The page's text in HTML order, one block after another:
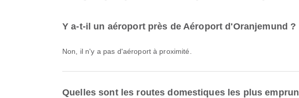
Y a-t-il un aéroport près de Aéroport d'Oranjemund ?
Non, il n'y a pas d'aéroport à proximité.
Quelles sont les routes domestiques les plus